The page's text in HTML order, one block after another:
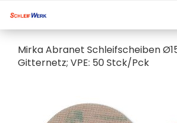
Mirka Abranet Schleifscheiben
Gitternetz; VPE: 50 Stck/Pck